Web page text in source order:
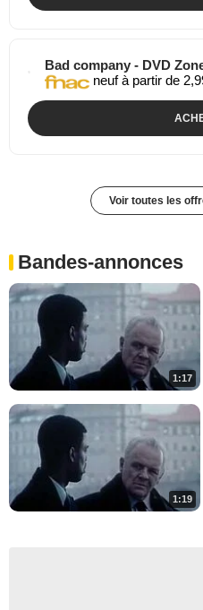
Bad company - DVD
neuf à partir de
Voir toutes les
Bandes-annonces
1:17
1:19